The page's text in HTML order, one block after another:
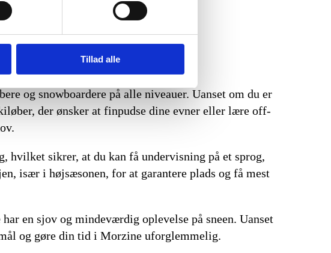
Tillad alle
og snowboardere på alle niveauer. Uanset om du er
der ønsker at finpudse dine evner eller lære off-
hvilket sikrer, at du kan få undervisning på et sprog,
især i højsæsonen, for at garantere plads og få mest
en sjov og mindeværdig oplevelse på sneen. Uanset
og gøre din tid i Morzine uforglemmelig.